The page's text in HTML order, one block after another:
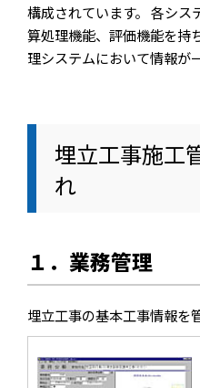
構成されています。 各シ
算処理機能、評価機能を持
理システムにおいて情報が
埋立工事施工
れ
１．業務管理
埋立工事の基本工事情報を